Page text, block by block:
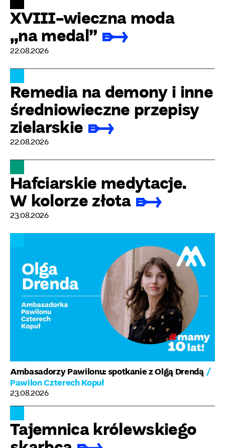
XVIII-wieczna moda
„na medal”
22.08.2026
Remedia na demony i inne
średniowieczne przepisy
zielarskie
22.08.2026
Hafciarskie medytacje.
W kolorze złota
23.08.2026
Ambasadorzy Pawilonu: spotkanie z Olgą Drendą /
Pawilon Czterech Kopuł
23.08.2026
Tajemnica królewskiego